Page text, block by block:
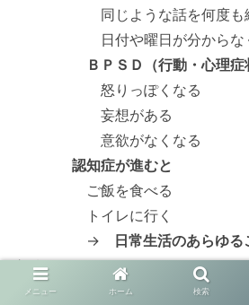
同じような話を何度も繰
日付や曜日が分からな
ＢＰＳＤ（行動・心理症
怒りっぽくなる
妄想がある
意欲がなくなる
認知症が進むと
ご飯を食べる
トイレに行く
→
日常生活のあらゆる
なる
身近な人のサポートが必
メニュー ホーム 検索